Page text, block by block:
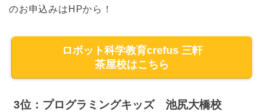
のお申込みはHPから！
ロボット科学教育crefus 三軒
茶屋校はこちら
3位：プログラミングキッズ 池尻大橋校